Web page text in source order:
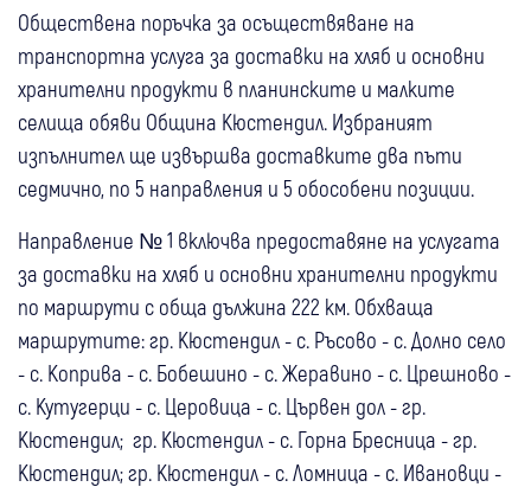
Обществена поръчка за осъществяване на
транспортна услуга за доставки на хляб и основни
хранителни продукти в планинските и малките
селища обяви Община Кюстендил. Избраният
изпълнител ще извършва доставките два пъти
седмично, по 5 направления и 5 обособени позиции.
Направление № 1 включва предоставяне на услугата
за доставки на хляб и основни хранителни продукти
по маршрути с обща дължина 222 км. Обхваща
маршрутите: гр. Кюстендил - с. Ръсово - с. Долно село
- с. Коприва - с. Бобешино - с. Жеравино - с. Црешново -
с. Кутугерци - с. Церовица - с. Цървен дол - гр.
Кюстендил; гр. Кюстендил - с. Горна Бресница - гр.
Кюстендил; гр. Кюстендил - с. Ломница - с. Ивановци -